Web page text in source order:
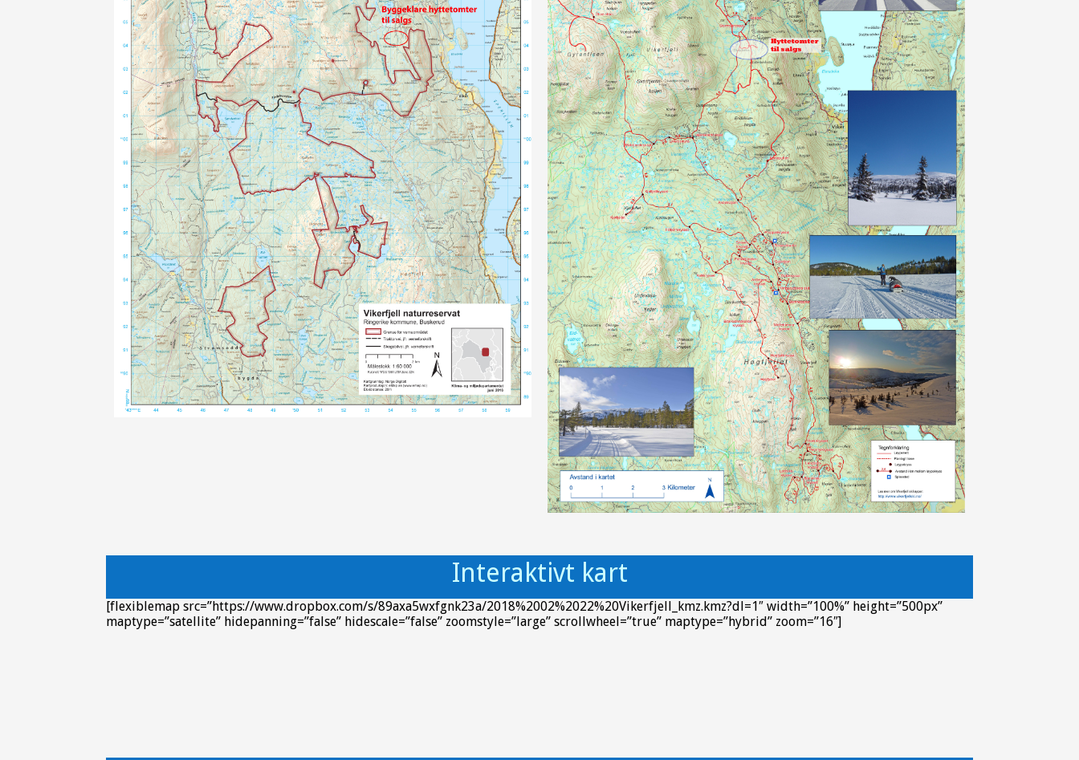
Interaktivt kart
[flexiblemap src=”https://www.dropbox.com/s/89axa5wxfgnk23a/2018%2002%2022%20Vikerfjell_kmz.kmz?dl=1″ width=”100%” height=”500px”
maptype=”satellite” hidepanning=”false” hidescale=”false” zoomstyle=”large” scrollwheel=”true” maptype=”hybrid” zoom=”16″]